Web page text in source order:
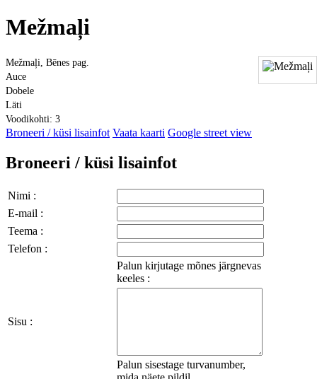
Mežmaļi
Mežmaļi, Bēnes pag.
Auce
Dobele
Läti
Voodikohti: 3
Broneeri / küsi lisainfot Vaata kaarti Google street view
Broneeri / küsi lisainfot
Nimi :
E-mail :
Teema :
Telefon :
Palun kirjutage mõnes järgnevas
keeles :
Sisu :
Palun sisestage turvanumber,